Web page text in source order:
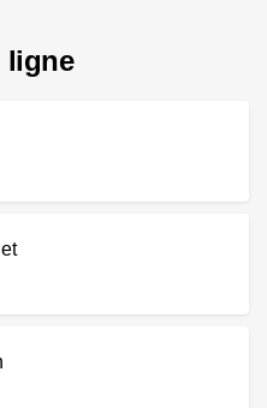
ligne